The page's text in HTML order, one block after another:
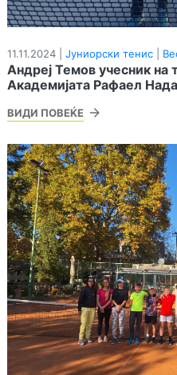
11.11.2024 | Јуниорски тенис
Андреј Темов учесник на
Академијата Рафаел
ВИДИ ПОВЕЌЕ